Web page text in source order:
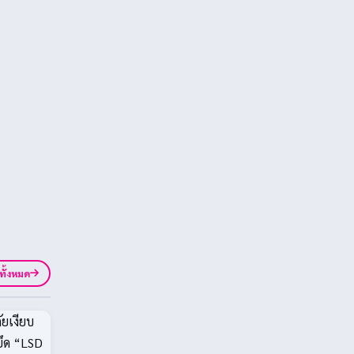
งหมด